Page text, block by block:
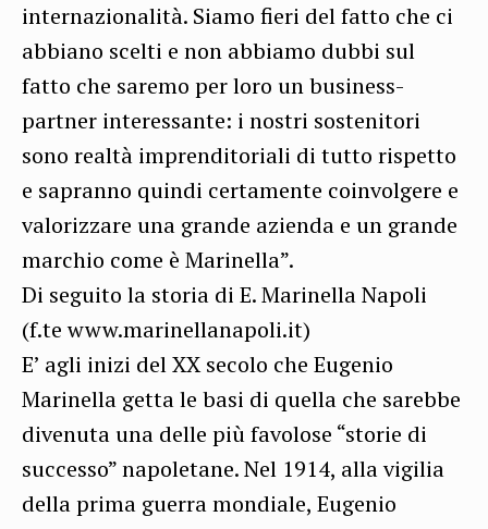
internazionalità. Siamo fieri del fatto che ci
abbiano scelti e non abbiamo dubbi sul
fatto che saremo per loro un business-
partner interessante: i nostri sostenitori
sono realtà imprenditoriali di tutto rispetto
e sapranno quindi certamente coinvolgere e
valorizzare una grande azienda e un grande
marchio come è Marinella”.
Di seguito la storia di E. Marinella Napoli
(f.te www.marinellanapoli.it)
E’ agli inizi del XX secolo che Eugenio
Marinella getta le basi di quella che sarebbe
divenuta una delle più favolose “storie di
successo” napoletane. Nel 1914, alla vigilia
della prima guerra mondiale, Eugenio